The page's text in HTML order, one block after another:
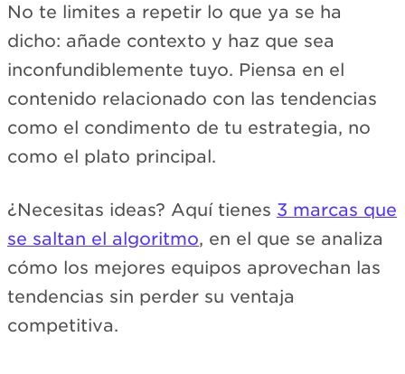
No te limites a repetir lo que ya se ha
dicho: añade contexto y haz que sea
inconfundiblemente tuyo. Piensa en el
contenido relacionado con las tendencias
como el condimento de tu estrategia, no
como el plato principal.
¿Necesitas ideas? Aquí tienes 3 marcas que
se saltan el algoritmo, en el que se analiza
cómo los mejores equipos aprovechan las
tendencias sin perder su ventaja
competitiva.